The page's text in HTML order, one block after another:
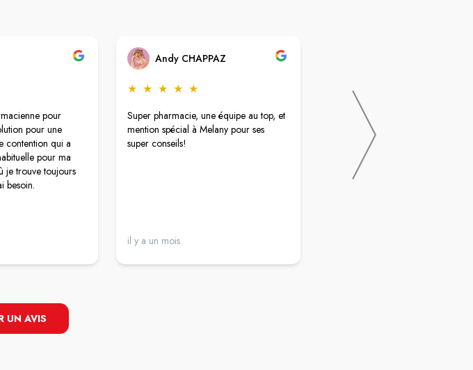
pour
pour une
contention qui a
pour ma
je trouve toujours
besoin.
Andy CHAPPAZ
★ ★ ★ ★ ★
Super pharmacie, une équipe au top, et
mention spécial à Melany pour ses
super conseils!
il y a un mois
★
Une pharmacie avec des
au top qui sont là depuis
qu'on a plaisir à retrouver quand
besoin d'aide ou de
pertinents !!!! Quel soulagement
UN AVIS